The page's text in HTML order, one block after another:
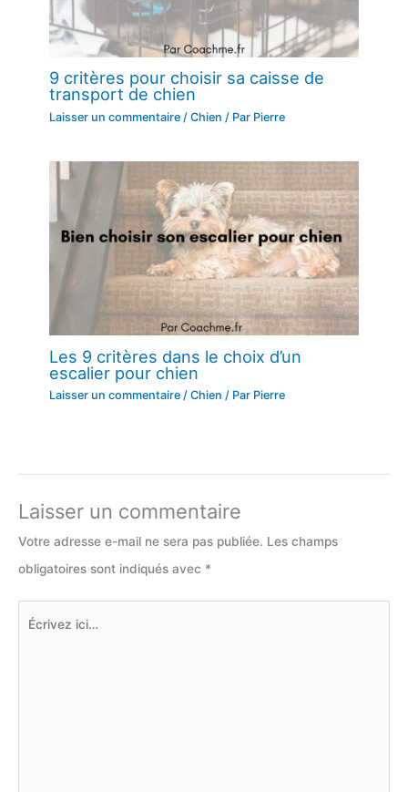
9 critères pour choisir sa caisse de
transport de chien
Laisser un commentaire /Chien / Par Pierre
Les 9 critères dans le choix d’un
escalier pour chien
Laisser un commentaire /Chien / Par Pierre
Laisser un commentaire
Votre adresse e-mail ne sera pas publiée. Les champs
obligatoires sont indiqués avec *